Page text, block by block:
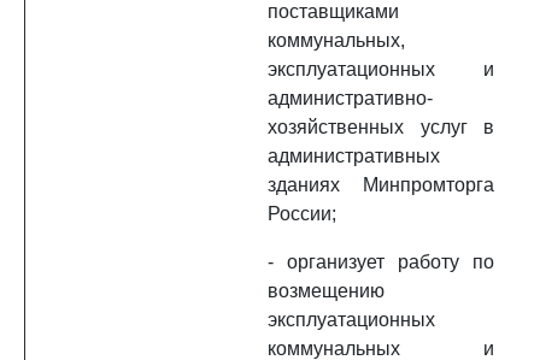
поставщиками
коммунальных,
эксплуатационных и
административно-
хозяйственных услуг в
административных
зданиях Минпромторга
России;
- организует работу по
возмещению
эксплуатационных
коммунальных и